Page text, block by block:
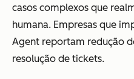
casos complexos que
humana. Empresas que
Agent reportam redução
resolução de tickets.